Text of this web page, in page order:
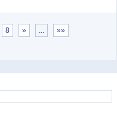
8 » ... »»